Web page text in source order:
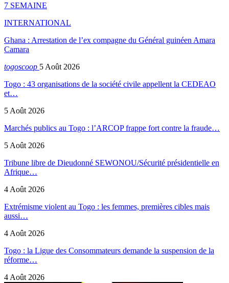
7 SEMAINE
INTERNATIONAL
Ghana : Arrestation de l’ex compagne du Général guinéen Amara
Camara
togoscoop 5 Août 2026
Togo : 43 organisations de la société civile appellent la CEDEAO
et…
5 Août 2026
Marchés publics au Togo : l’ARCOP frappe fort contre la fraude…
5 Août 2026
Tribune libre de Dieudonné SEWONOU/Sécurité présidentielle en
Afrique…
4 Août 2026
Extrémisme violent au Togo : les femmes, premières cibles mais
aussi…
4 Août 2026
Togo : la Ligue des Consommateurs demande la suspension de la
réforme…
4 Août 2026